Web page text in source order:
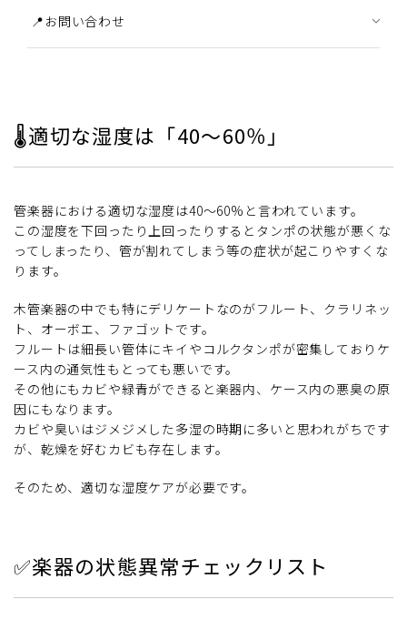
📍お問い合わせ
🌡️適切な湿度は「40〜60％」
管楽器における適切な湿度は40〜60%と言われています。
この湿度を下回ったり上回ったりするとタンポの状態が悪くな
ってしまったり、管が割れてしまう等の症状が起こりやすくな
ります。
木管楽器の中でも特にデリケートなのがフルート、クラリネッ
ト、オーボエ、ファゴットです。
フルートは細長い管体にキイやコルクタンポが密集しておりケ
ース内の通気性もとっても悪いです。
その他にもカビや緑青ができると楽器内、ケース内の悪臭の原
因にもなります。
カビや臭いはジメジメした多湿の時期に多いと思われがちです
が、乾燥を好むカビも存在します。
そのため、適切な湿度ケアが必要です。
✅楽器の状態異常チェックリスト